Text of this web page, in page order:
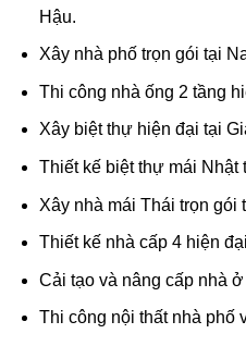
Hậu.
Xây nhà phố trọn gói tại
Thi công nhà ống 2 tầng
Xây biệt thự hiện đại tại
Thiết kế biệt thự mái Nhật
Xây nhà mái Thái trọn gói
Thiết kế nhà cấp 4 hiện
Cải tạo và nâng cấp nhà
Thi công nội thất nhà phố